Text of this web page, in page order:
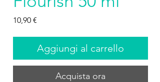
10,90 €
Aggiungi al carrello
Acquista ora